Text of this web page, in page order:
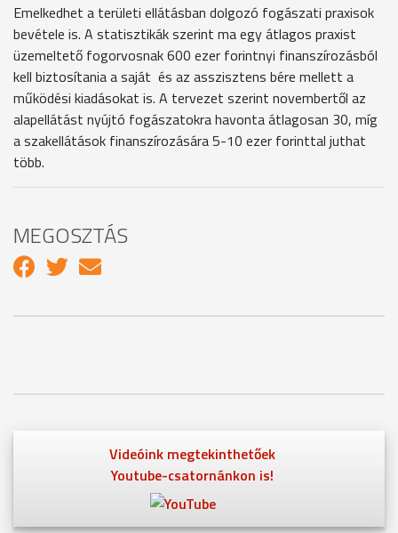
Emelkedhet a területi ellátásban dolgozó fogászati praxisok
bevétele is. A statisztikák szerint ma egy átlagos praxist
üzemeltető fogorvosnak 600 ezer forintnyi finanszírozásból
kell biztosítania a saját és az asszisztens bére mellett a
működési kiadásokat is. A tervezet szerint novembertől az
alapellátást nyújtó fogászatokra havonta átlagosan 30, míg
a szakellátások finanszírozására 5-10 ezer forinttal juthat
több.
MEGOSZTÁS
Videóink megtekinthetőek
Youtube-csatornánkon is!